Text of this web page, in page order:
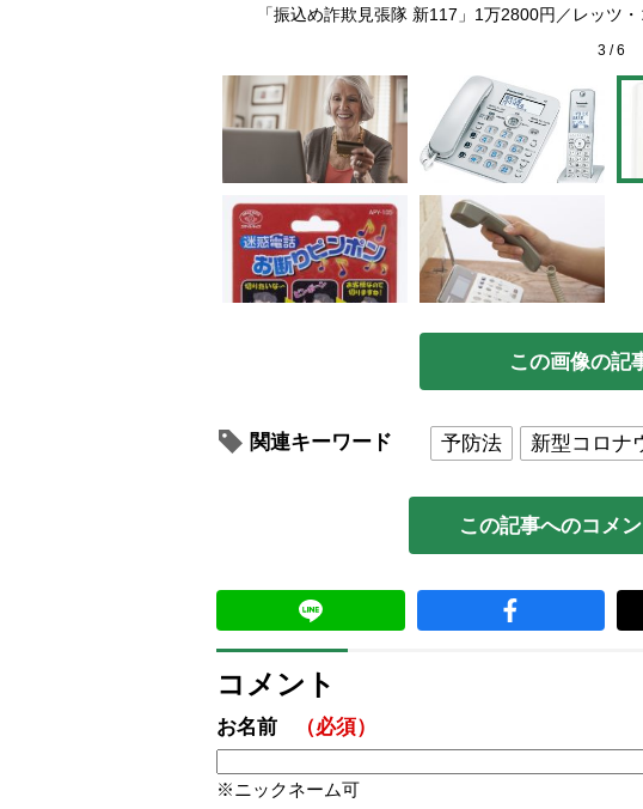
「振込め詐欺見張隊 新117」1万2800円／レッツ
3/6
この画像の記
関連キーワード 予防法 新型コロナ
この記事へのコメ
コメント
お名前 （必須）
ニックネーム可